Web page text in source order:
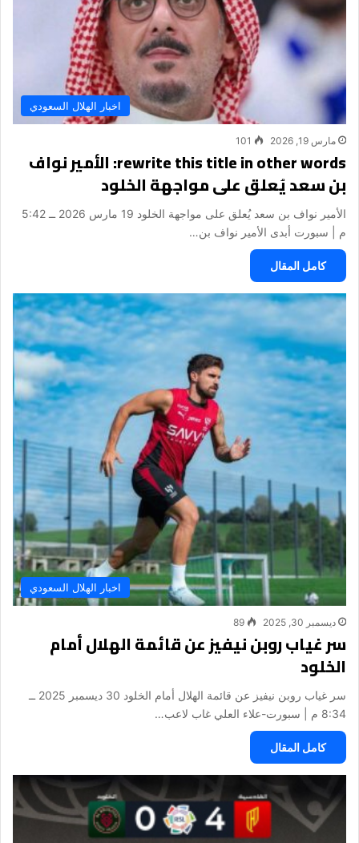
اخبار الهلال السعودي
مارس 19, 2026 101
rewrite this title in other words: الأمير نواف
بن سعد يُعلق على مواجهة الخلود
الأمير نواف بن سعد يُعلق على مواجهة الخلود 19 مارس 2026 ــ 5:42
م | سبورت أبدى الأمير نواف بن…
كامل المقال
اخبار الهلال السعودي
ديسمبر 30, 2025 89
سر غياب روبن نيفيز عن قائمة الهلال أمام
الخلود
سر غياب روبن نيفيز عن قائمة الهلال أمام الخلود 30 ديسمبر 2025 ــ
8:34 م | سبورت-علاء العلي غاب لاعب…
كامل المقال